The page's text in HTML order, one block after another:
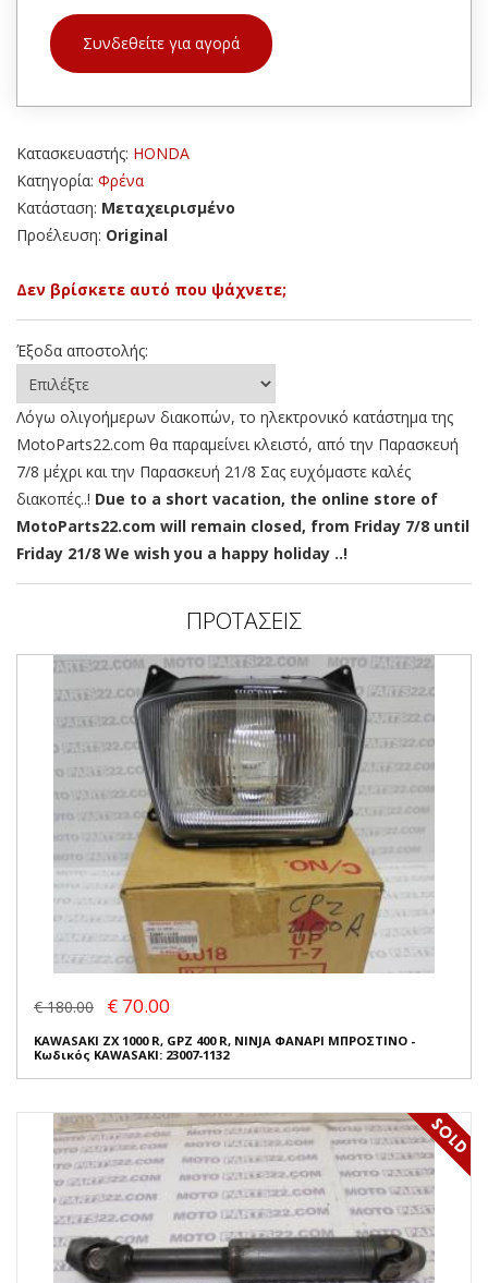
Συνδεθείτε για αγορά
Κατασκευαστής: HONDA
Κατηγορία: Φρένα
Κατάσταση: Μεταχειρισμένο
Προέλευση: Original
Δεν βρίσκετε αυτό που ψάχνετε;
Έξοδα αποστολής:
Λόγω ολιγοήμερων διακοπών, το ηλεκτρονικό κατάστημα της
MotoParts22.com θα παραμείνει κλειστό, από την Παρασκευή
7/8 μέχρι και την Παρασκευή 21/8 Σας ευχόμαστε καλές
διακοπές..! Due to a short vacation, the online store of
MotoParts22.com will remain closed, from Friday 7/8 until
Friday 21/8 We wish you a happy holiday ..!
ΠΡΟΤΑΣΕΙΣ
€ 180.00 € 70.00
KAWASAKI ZX 1000 R, GPZ 400 R, NINJA ΦΑΝΑΡΙ ΜΠΡΟΣΤΙΝΟ -
Κωδικός KAWASAKI: 23007-1132